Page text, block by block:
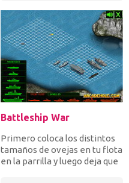
Battleship War
Primero coloca los distintos
tamaños de ovejas en tu flota
en la parrilla y luego deja que